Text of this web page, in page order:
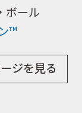
ボール
™
ジを見る